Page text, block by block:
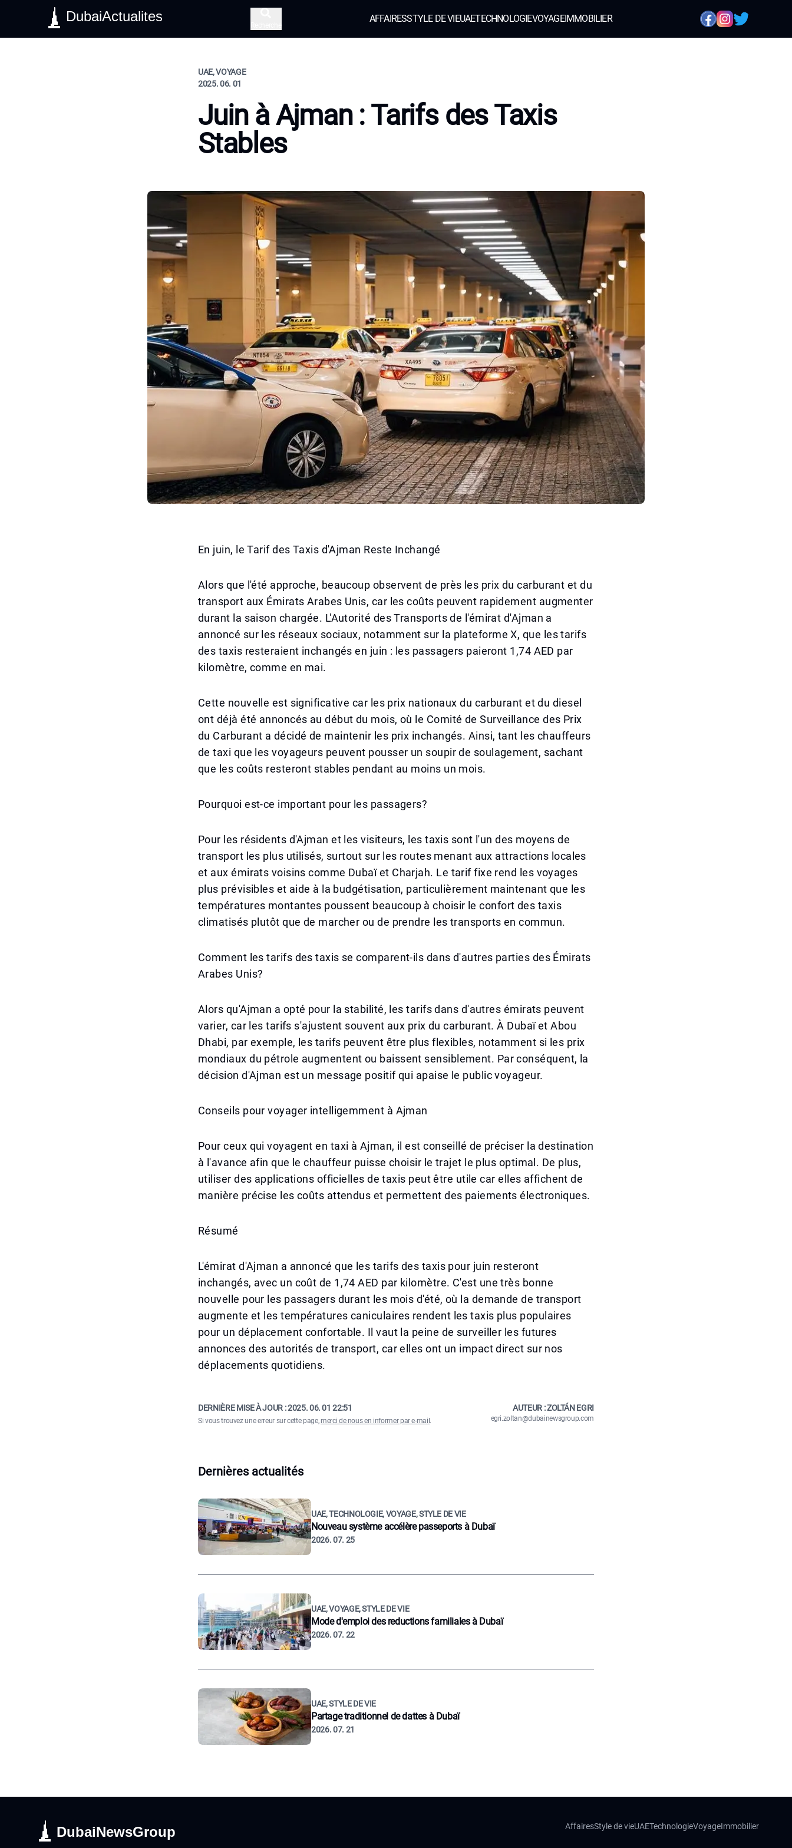
DubaiActualites AFFAIRESSTYLE DE VIEUAETECHNOLOGIEVOYAGEIMMOBILIER
UAE, VOYAGE
2025. 06. 01
Juin à Ajman : Tarifs des Taxis
Stables
En juin, le Tarif des Taxis d'Ajman Reste Inchangé
Alors que l'été approche, beaucoup observent de près les prix du carburant et du
transport aux Émirats Arabes Unis, car les coûts peuvent rapidement augmenter
durant la saison chargée. L'Autorité des Transports de l'émirat d'Ajman a
annoncé sur les réseaux sociaux, notamment sur la plateforme X, que les tarifs
des taxis resteraient inchangés en juin : les passagers paieront 1,74 AED par
kilomètre, comme en mai.
Cette nouvelle est significative car les prix nationaux du carburant et du diesel
ont déjà été annoncés au début du mois, où le Comité de Surveillance des Prix
du Carburant a décidé de maintenir les prix inchangés. Ainsi, tant les chauffeurs
de taxi que les voyageurs peuvent pousser un soupir de soulagement, sachant
que les coûts resteront stables pendant au moins un mois.
Pourquoi est-ce important pour les passagers?
Pour les résidents d'Ajman et les visiteurs, les taxis sont l'un des moyens de
transport les plus utilisés, surtout sur les routes menant aux attractions locales
et aux émirats voisins comme Dubaï et Charjah. Le tarif fixe rend les voyages
plus prévisibles et aide à la budgétisation, particulièrement maintenant que les
températures montantes poussent beaucoup à choisir le confort des taxis
climatisés plutôt que de marcher ou de prendre les transports en commun.
Comment les tarifs des taxis se comparent-ils dans d'autres parties des Émirats
Arabes Unis?
Alors qu'Ajman a opté pour la stabilité, les tarifs dans d'autres émirats peuvent
varier, car les tarifs s'ajustent souvent aux prix du carburant. À Dubaï et Abou
Dhabi, par exemple, les tarifs peuvent être plus flexibles, notamment si les prix
mondiaux du pétrole augmentent ou baissent sensiblement. Par conséquent, la
décision d'Ajman est un message positif qui apaise le public voyageur.
Conseils pour voyager intelligemment à Ajman
Pour ceux qui voyagent en taxi à Ajman, il est conseillé de préciser la destination
à l'avance afin que le chauffeur puisse choisir le trajet le plus optimal. De plus,
utiliser des applications officielles de taxis peut être utile car elles affichent de
manière précise les coûts attendus et permettent des paiements électroniques.
Résumé
L'émirat d'Ajman a annoncé que les tarifs des taxis pour juin resteront
inchangés, avec un coût de 1,74 AED par kilomètre. C'est une très bonne
nouvelle pour les passagers durant les mois d'été, où la demande de transport
augmente et les températures caniculaires rendent les taxis plus populaires
pour un déplacement confortable. Il vaut la peine de surveiller les futures
annonces des autorités de transport, car elles ont un impact direct sur nos
déplacements quotidiens.
DERNIÈRE MISE À JOUR :2025. 06. 01 22:51
Si vous trouvez une erreur sur cette page,merci de nous en informer par e-mail .
AUTEUR : ZOLTÁN EGRI
egri.zoltan@dubainewsgroup.com
Dernières actualités
UAE, TECHNOLOGIE, VOYAGE, STYLE DE VIE
Nouveau système accélère passeports à Dubaï
2026. 07. 25
UAE, VOYAGE, STYLE DE VIE
Mode d'emploi des reductions familiales à Dubaï
2026. 07. 22
UAE, STYLE DE VIE
Partage traditionnel de dattes à Dubaï
2026. 07. 21
DubaiNewsGroup AffairesStyle de vieUAETechnologieVoyageImmobilier